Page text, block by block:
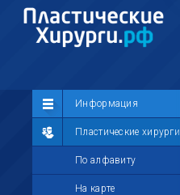
Информация
Пластические хирурги
По алфавиту
На карте
Сообщество
Лента
Участники
Мой профиль